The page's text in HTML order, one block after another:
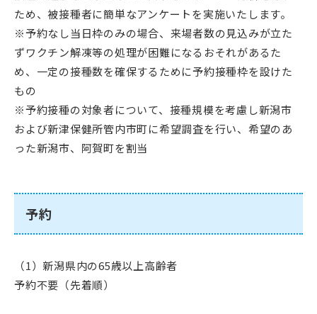
ため、被接種者に簡単なアンケートを実施いたします。
※予約なし当日枠のみの場合、来場者数の見込みが立た
ずワクチン解凍等の処理が困難になるおそれがあるた
め、一定の接種数を確保するために予約接種枠を設けた
もの
※予約接種の対象者について、接種規模を考慮し新潟市
および新津保健所管内市町に希望調査を行い、希望のあ
った新潟市、阿賀町を割当
予約
（1）新潟県内の65歳以上高齢者
予約不要（先着順）